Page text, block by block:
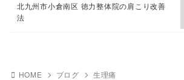
北九州市小倉南区 徳力整体院の肩こり改善
法
HOME ブログ 生理痛